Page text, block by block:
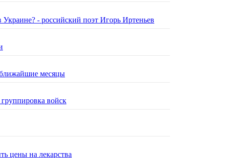
- российский поэт Игорь Иртеньев
ближайшие месяцы
войск
цены на лекарства